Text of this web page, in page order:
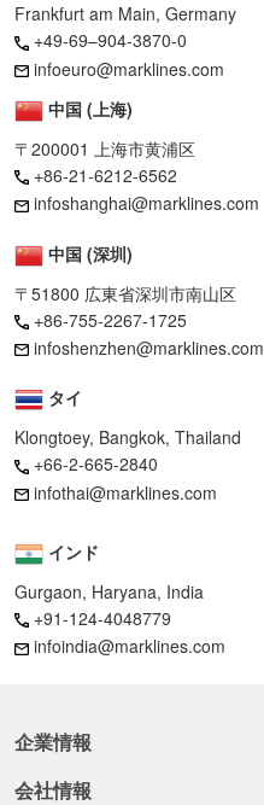
Frankfurt am Main, Germany
+49-69–904-3870-0
infoeuro@marklines.com
中国 (上海)
〒200001 上海市黄浦区
+86-21-6212-6562
infoshanghai@marklines.com
中国 (深圳)
〒51800 広東省深圳市南山区
+86-755-2267-1725
infoshenzhen@marklines.com
タイ
Klongtoey, Bangkok, Thailand
+66-2-665-2840
infothai@marklines.com
インド
Gurgaon, Haryana, India
+91-124-4048779
infoindia@marklines.com
企業情報
会社情報